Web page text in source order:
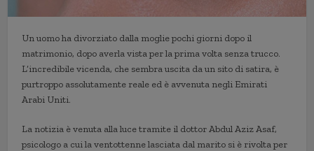
Un uomo ha divorziato dalla moglie pochi giorni dopo il
matrimonio, dopo averla vista per la prima volta senza trucco.
L’incredibile vicenda, che sembra uscita da un sito di satira, è
purtroppo assolutamente reale ed è avvenuta negli Emirati
Arabi Uniti.
La notizia è venuta alla luce tramite il dottor Abdul Aziz Asaf,
psicologo a cui la ventottenne lasciata dal marito si è rivolta per